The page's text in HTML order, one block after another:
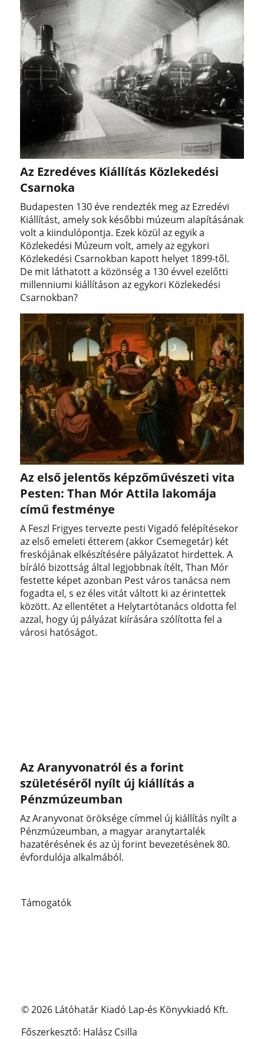
Az Ezredéves Kiállítás Közlekedési
Csarnoka
Budapesten 130 éve rendezték meg az Ezredévi
Kiállítást, amely sok későbbi múzeum alapításának
volt a kiindulópontja. Ezek közül az egyik a
Közlekedési Múzeum volt, amely az egykori
Közlekedési Csarnokban kapott helyet 1899-től.
De mit láthatott a közönség a 130 évvel ezelőtti
millenniumi kiállításon az egykori Közlekedési
Csarnokban?
Az első jelentős képzőművészeti vita
Pesten: Than Mór Attila lakomája
című festménye
A Feszl Frigyes tervezte pesti Vigadó felépítésekor
az első emeleti étterem (akkor Csemegetár) két
freskójának elkészítésére pályázatot hirdettek. A
bíráló bizottság által legjobbnak ítélt, Than Mór
festette képet azonban Pest város tanácsa nem
fogadta el, s ez éles vitát váltott ki az érintettek
között. Az ellentétet a Helytartótanács oldotta fel
azzal, hogy új pályázat kiírására szólította fel a
városi hatóságot.
Az Aranyvonatról és a forint
születéséről nyílt új kiállítás a
Pénzmúzeumban
Az Aranyvonat öröksége címmel új kiállítás nyílt a
Pénzmúzeumban, a magyar aranytartalék
hazatérésének és az új forint bevezetésének 80.
évfordulója alkalmából.
Támogatók
© 2026 Látóhatár Kiadó Lap-és Könyvkiadó Kft.
Főszerkesztő: Halász Csilla